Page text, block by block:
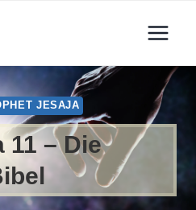
JESAJA
11 – Die